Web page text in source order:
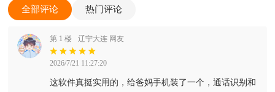
全部评论 热门评论
第 1 楼 辽宁大连 网友
2026/7/21 11:27:20
这软件真挺实用的，给爸妈手机装了一个，通话识别和